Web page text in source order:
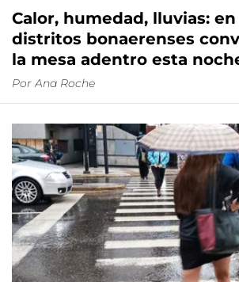
Calor, humedad, lluvias:
distritos bonaerenses
la mesa adentro esta
Por Ana Roche